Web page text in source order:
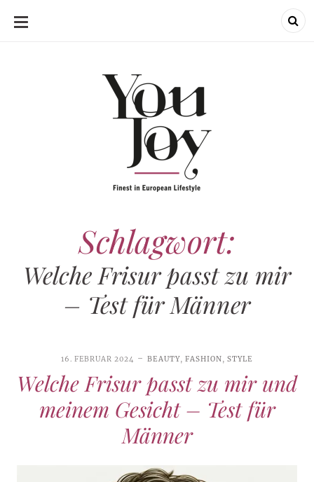
SKIP
Schlagwort:
Welche Frisur passt zu mir
– Test für Männer
16. FEBRUAR 2024 BEAUTY, FASHION,STYLE
Welche Frisur passt zu mir und
meinem Gesicht – Test für
Männer